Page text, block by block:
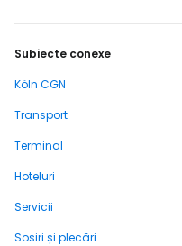
Subiecte conexe
Köln CGN
Transport
Terminal
Hoteluri
Servicii
Sosiri și plecări